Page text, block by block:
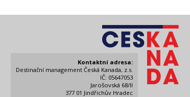
Kontaktní adresa:
Destinační management Česká Kanada, z.s.
IČ: 05647053
Jarošovská 68/II
377 01 Jindřichův Hradec